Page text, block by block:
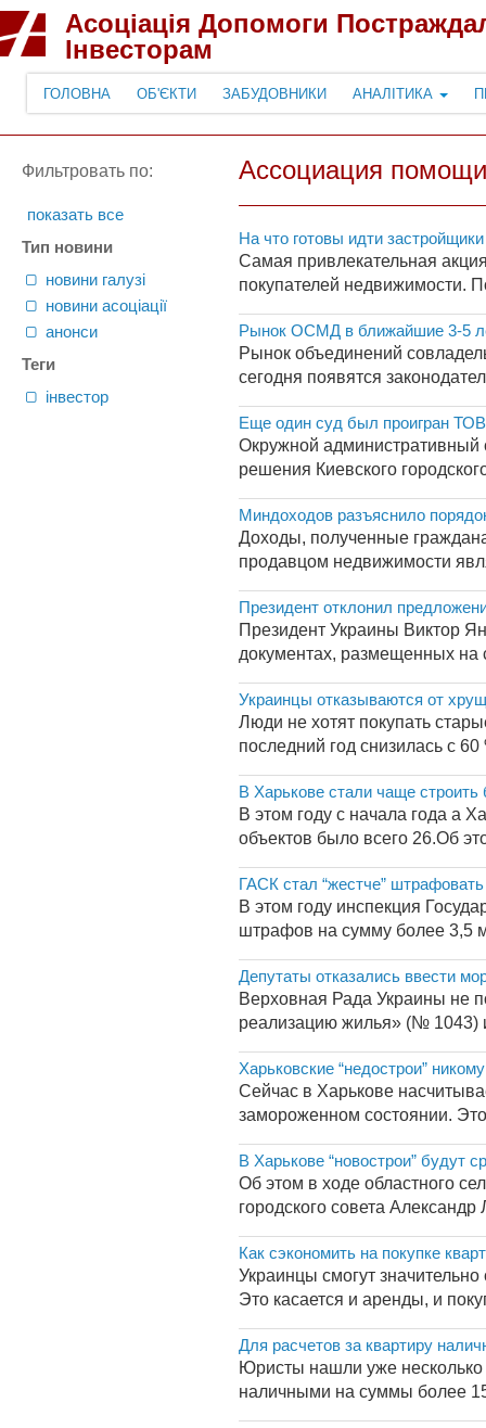
Асоціація Допомоги
Інвесторам
ГОЛОВНА ОБ'ЄКТИ ЗАБУДОВНИКИ АНАЛІТИКА
Фильтровать по:
показать все
Тип новини
новини галузі
новини асоціації
анонси
Теги
інвестор
Ассоциация
На что готовы идти
Самая привлекательная
покупателей недвижимости.
Рынок ОСМД в ближайшие 3-5
Рынок объединений
сегодня появятся
Еще один суд был проигран
Окружной административный
решения Киевского
Миндоходов разъяснило
Доходы, полученные
продавцом недвижимости
Президент отклонил
Президент Украины Виктор
документах, размещенных на
Украинцы отказываются от
Люди не хотят покупать
последний год снизилась с
В Харькове стали чаще
В этом году с начала года а
объектов было всего 26.Об
ГАСК стал “жестче”
В этом году инспекция
штрафов на сумму более 3,5
Депутаты отказались ввести
Верховная Рада Украины не
реализацию жилья» (№ 1043)
Харьковские “недострои”
Сейчас в Харькове
замороженном состоянии.
В Харькове “новострои” будут
Об этом в ходе областного
городского совета
Как сэкономить на покупке
Украинцы смогут
Это касается и аренды, и
Для расчетов за квартиру
Юристы нашли уже несколько
наличными на суммы более